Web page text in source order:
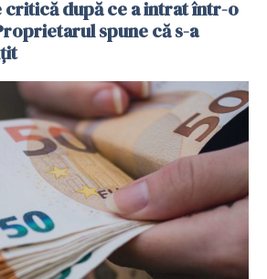
critică după ce a intrat într-o
spune că s-a